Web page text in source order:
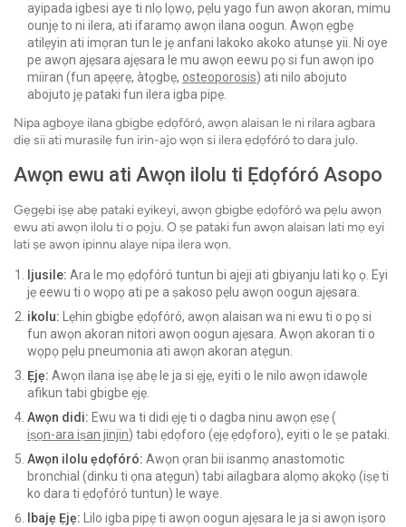
ayipada igbesi aye ti nlọ lọwọ, pẹlu yago fun awọn akoran, mimu
ounjẹ to ni ilera, ati ifaramọ awọn ilana oogun. Awọn ẹgbẹ
atilẹyin ati imọran tun le jẹ anfani lakoko akoko atunṣe yii. Ni oye
pe awọn ajẹsara ajẹsara le mu awọn eewu pọ si fun awọn ipo
miiran (fun apẹẹrẹ, àtọgbẹ, osteoporosis) ati nilo abojuto
abojuto jẹ pataki fun ilera igba pipẹ.
Nipa agbọye ilana gbigbe ẹdọfóró, awọn alaisan le ni rilara agbara
diẹ sii ati murasilẹ fun irin-ajo wọn si ilera ẹdọfóró to dara julọ.
Awọn ewu ati Awọn ilolu ti Ẹdọfóró Asopo
Gẹgẹbi iṣẹ abẹ pataki eyikeyi, awọn gbigbe ẹdọfóró wa pẹlu awọn
ewu ati awọn ilolu ti o pọju. O ṣe pataki fun awọn alaisan lati mọ eyi
lati ṣe awọn ipinnu alaye nipa ilera wọn.
Ijusile: Ara le mọ ẹdọfóró tuntun bi ajeji ati gbiyanju lati kọ ọ. Eyi
jẹ eewu ti o wọpọ ati pe a ṣakoso pẹlu awọn oogun ajẹsara.
ikolu: Lẹhin gbigbe ẹdọfóró, awọn alaisan wa ni ewu ti o pọ si
fun awọn akoran nitori awọn oogun ajẹsara. Awọn akoran ti o
wọpọ pẹlu pneumonia ati awọn akoran atẹgun.
Ẹjẹ: Awọn ilana iṣẹ abẹ le ja si ẹjẹ, eyiti o le nilo awọn idawọle
afikun tabi gbigbe ẹjẹ.
Awọn didi: Ewu wa ti didi ẹjẹ ti o dagba ninu awọn ẹsẹ (
iṣọn-ara iṣan jinjin) tabi ẹdọforo (ẹjẹ ẹdọforo), eyiti o le ṣe pataki.
Awọn ilolu ẹdọfóró: Awọn ọran bii isanmọ anastomotic
bronchial (dinku ti ọna atẹgun) tabi ailagbara alọmọ akọkọ (iṣẹ ti
ko dara ti ẹdọfóró tuntun) le waye.
Ibajẹ Ẹjẹ: Lilo igba pipẹ ti awọn oogun ajẹsara le ja si awọn iṣoro